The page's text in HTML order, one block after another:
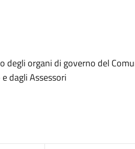
degli organi di governo del
dagli Assessori